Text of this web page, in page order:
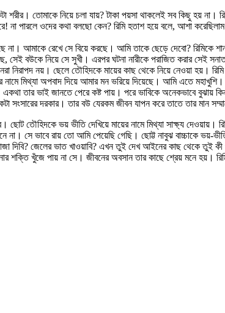
তোমাকে নিয়ে চলা যায়? টাকা পয়সা থাকলেই সব কিছু হয়
না পারলে ওদের কথা বলছো কেন? রিমি হতাশ হয়ে বলে, আশা
আমাকে রেখে সে বিয়ে করছে। আমি তাকে ছেড়ে দেবো? রিমিকে
বউকে নিয়ে সে সুখী। এরপর ঘটনা নারীকে পরাজিত করার সেই
নিরাপদ নয়। ছেলে তৌহিদকে মায়ের কাছ থেকে নিয়ে নেওয়া হয়।
মিথ্যা অপবাদ দিয়ে আমার মন ভরিয়ে দিয়েছে। আমি এতে মহাখুশি।
একথা তার ভাই জানতে পেরে কষ্ট পায়। পরে ভাবিকে অনেকভাবে
দরকার। তার বউ যেরকম জীবন যাপন করে তাতে তার মান
ছোট তৌহিদকে ভয় ভীতি দেখিয়ে মায়ের নামে মিথ্যা সাক্ষ্য
সে ভাবে রায় তো আমি পেয়েছি গেছি। ছোট্ট নাবুঝ বাচ্চাকে ভয়-
দিবি? জেলের ভাত খাওয়াবি? এখন তুই দেখ আইনের কাছ থেকে তুই
শক্তি খুঁজে পায় না সে। জীবনের অবসান তার কাছে শ্রেয় মনে হয়।